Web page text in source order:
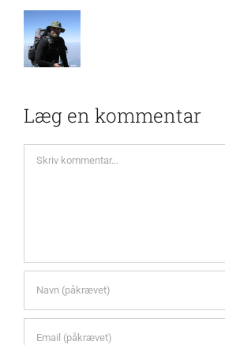
Læg en kommentar
Comment